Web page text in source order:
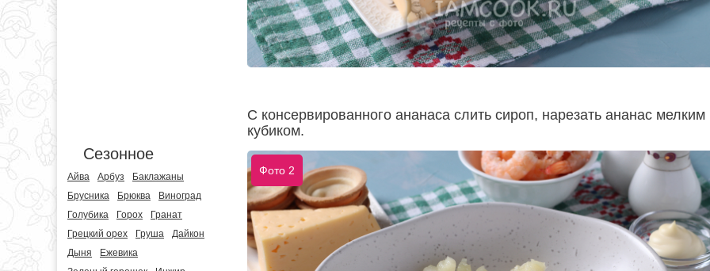
Сезонное
Айва Арбуз
Баклажаны
Брусника
Брюква
Виноград
Голубика
Горох
Гранат
Грецкий орех
Груша
Дайкон
Дыня
Ежевика
С консервированного ананаса слить сироп, нарезать ананас мелким
кубиком.
Фото 2